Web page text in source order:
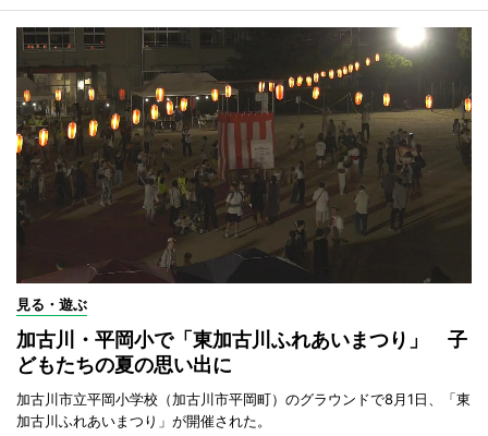
見る・遊ぶ
加古川・平岡小で「東加古川ふれあいまつり」 子
どもたちの夏の思い出に
加古川市立平岡小学校（加古川市平岡町）のグラウンドで8月1日、「東
加古川ふれあいまつり」が開催された。